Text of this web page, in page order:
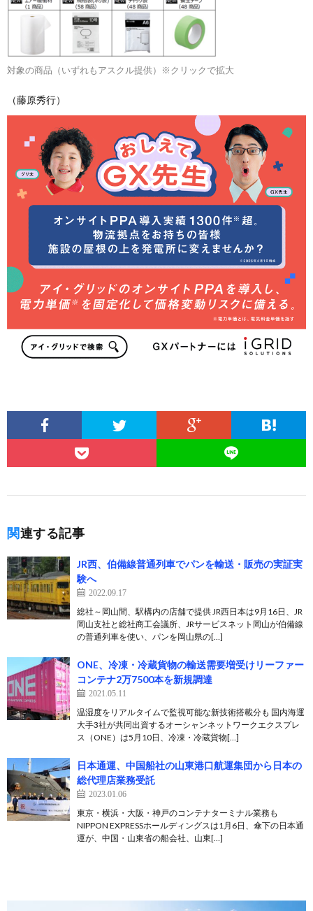
対象の商品（いずれもアスクル提供）※クリックで拡大
（藤原秀行）
関連する記事
JR西、伯備線普通列車でパンを輸送・販売の実証実
験へ
2022.09.17
総社～岡山間、駅構内の店舗で提供 JR西日本は9月16日、JR
岡山支社と総社商工会議所、JRサービスネット岡山が伯備線
の普通列車を使い、パンを岡山県の[…]
ONE、冷凍・冷蔵貨物の輸送需要増受けリーファー
コンテナ2万7500本を新規調達
2021.05.11
温湿度をリアルタイムで監視可能な新技術搭載分も 国内海運
大手3社が共同出資するオーシャンネットワークエクスプレ
ス（ONE）は5月10日、冷凍・冷蔵貨物[…]
日本通運、中国船社の山東港口航運集団から日本の
総代理店業務受託
2023.01.06
東京・横浜・大阪・神戸のコンテナターミナル業務も
NIPPON EXPRESSホールディングスは1月6日、傘下の日本通
運が、中国・山東省の船会社、山東[…]